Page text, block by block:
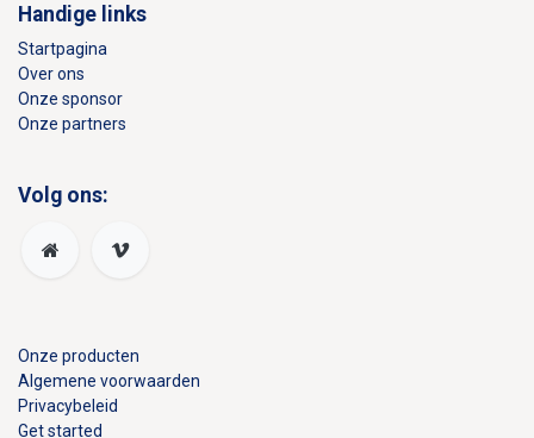
Handige links
Startpagina
Over ons
Onze sponsor
Onze partners
Volg ons:
Onze producten
Algemene voorwaarden
Privacybeleid
Get started